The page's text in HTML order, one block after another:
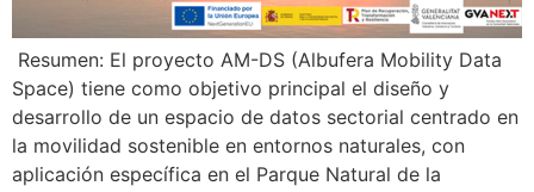
Resumen: El proyecto AM-DS (Albufera Mobility Data
Space) tiene como objetivo principal el diseño y
desarrollo de un espacio de datos sectorial centrado en
la movilidad sostenible en entornos naturales, con
aplicación específica en el Parque Natural de la